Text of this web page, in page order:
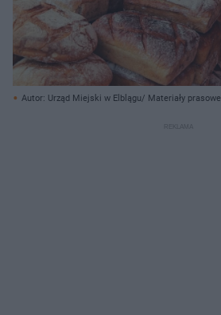
Autor: Urząd Miejski w Elblągu/ Materiały prasowe